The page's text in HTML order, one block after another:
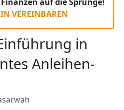
VEREINBAREN
in
Anleihen-